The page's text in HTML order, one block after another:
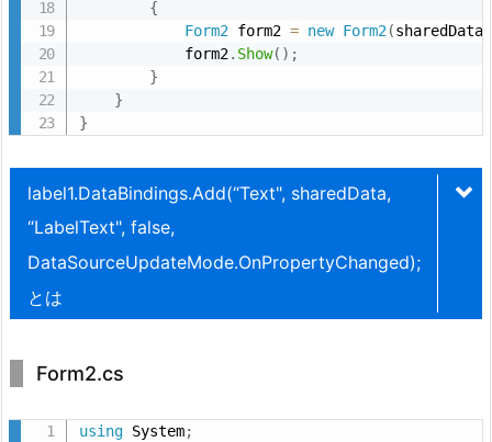
{
Form2 form2 = new Form2 (sharedData
            form2
. Show( ) ;
}
}
}
label1.DataBindings.Add(“Text", sharedData,
“LabelText", false,
DataSourceUpdateMode.OnPropertyChanged);
とは
Form2.cs
using System;